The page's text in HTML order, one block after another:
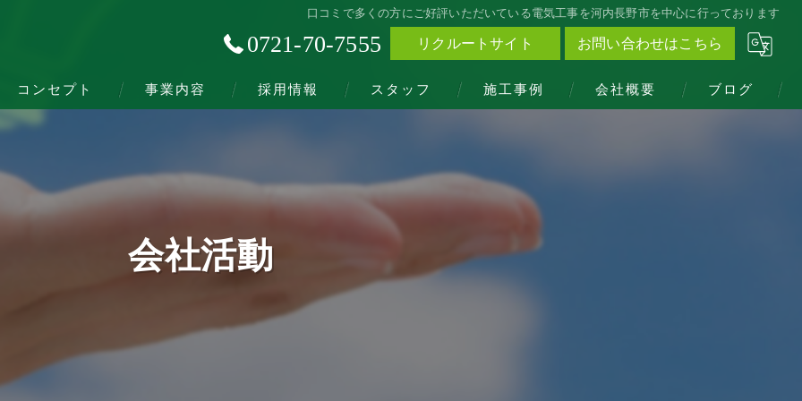
口コミで多くの方にご好評いただいている電気工事を河内長野市を中心に行っております
0721-70-7555 リクルートサイト お問い合わせはこちら
コンセプト 事業内容 採用情報 スタッフ 施工事例 会社概要 ブログ
会社活動